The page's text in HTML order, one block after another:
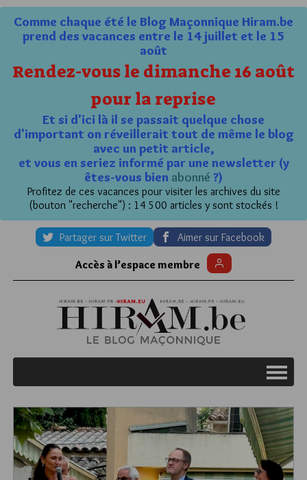
Comme chaque été le Blog Maçonnique Hiram.be
prend des vacances entre le 14 juillet et le 15
août
Rendez-vous le dimanche 16 août
pour la reprise
Et si d'ici là il se passait quelque chose
d'important on réveillerait tout de même le blog
avec un petit article,
et vous en seriez informé par une newsletter (y
êtes-vous bien abonné ?)
Profitez de ces vacances pour visiter les archives du site
(bouton "recherche") : 14 500 articles y sont stockés !
Partager sur Twitter Aimer sur Facebook
Accès à l’espace membre